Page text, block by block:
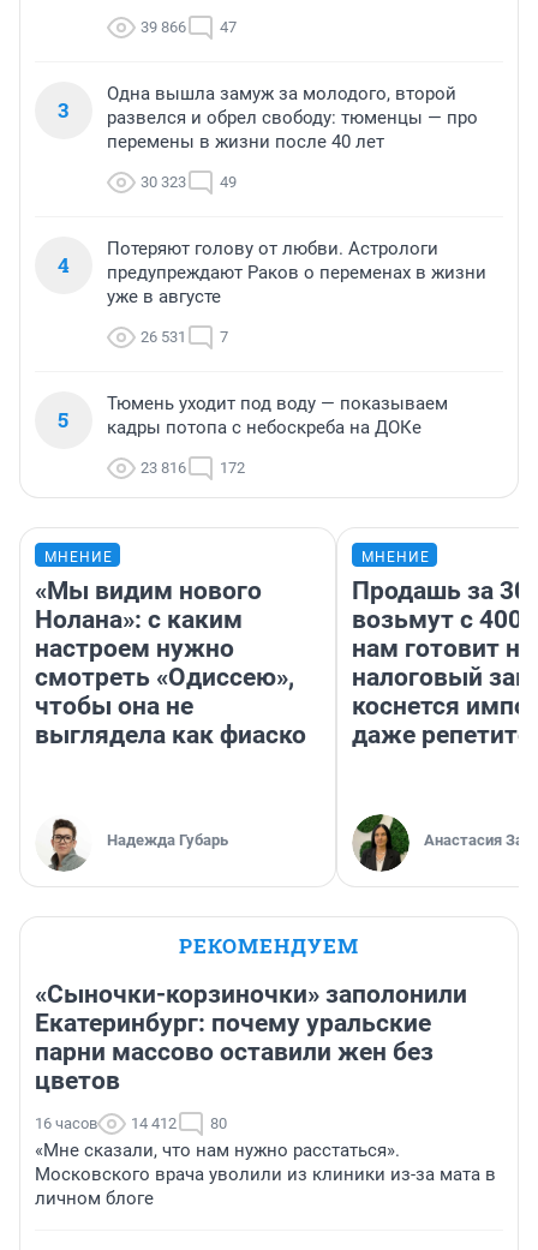
39 866 47
3
Одна вышла замуж за молодого, второй
развелся и обрел свободу: тюменцы — про
перемены в жизни после 40 лет
30 323 49
4
Потеряют голову от любви. Астрологи
предупреждают Раков о переменах в жизни
уже в августе
26 531 7
5
Тюмень уходит под воду — показываем
кадры потопа с небоскреба на ДОКе
23 816 172
МНЕНИЕ
«Мы видим нового
Нолана»: с каким
настроем нужно
смотреть «Одиссею»,
чтобы она не
выглядела как фиаско
Надежда Губарь
МНЕНИЕ
Продашь за
возьмут с
нам готовит
налоговый
коснется
даже
Анастасия
РЕКОМЕНДУЕМ
«Сыночки-корзиночки» заполонили
Екатеринбург: почему уральские
парни массово оставили жен без
цветов
16 часов 14 412 80
«Мне сказали, что нам нужно расстаться».
Московского врача уволили из клиники из-за мата в
личном блоге